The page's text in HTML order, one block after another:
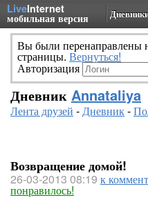
LiveInternet
мобильная версия
Вы были перенаправлены
страницы. Вернуться!
Авторизация
Дневник Annataliya
Лента друзей -Дневник-
Возвращение домой!
26-03-2013 08:19 к
понравилось!